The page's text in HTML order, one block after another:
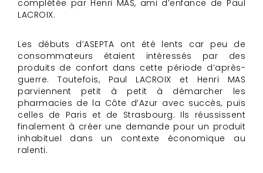
complétée par Henri MAS, ami d’enfance de Paul
LACROIX.
Les débuts d’ASEPTA ont été lents car peu de
consommateurs étaient intéressés par des
produits de confort dans cette période d’après-
guerre. Toutefois, Paul LACROIX et Henri MAS
parviennent petit à petit à démarcher les
pharmacies de la Côte d’Azur avec succès, puis
celles de Paris et de Strasbourg. Ils réussissent
finalement à créer une demande pour un produit
inhabituel dans un contexte économique au
ralenti.